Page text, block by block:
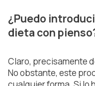
¿Puedo
dieta con
Claro, precisamente
No obstante, este